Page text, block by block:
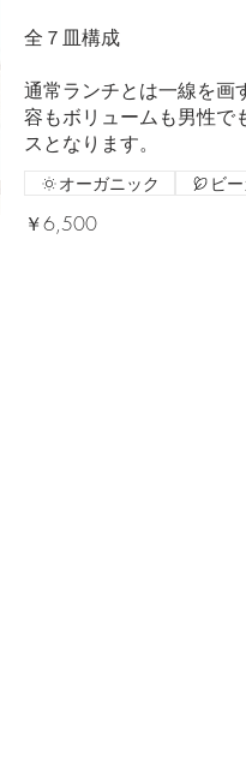
全７皿構成
通常ランチとは一線を画
容もボリュームも男性で
スとなります。
￥6,500
オーガニック ビ